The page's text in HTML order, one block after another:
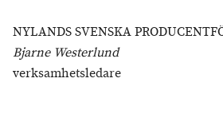
NYLANDS SVENSKA
Bjarne Westerlund
verksamhetsledare